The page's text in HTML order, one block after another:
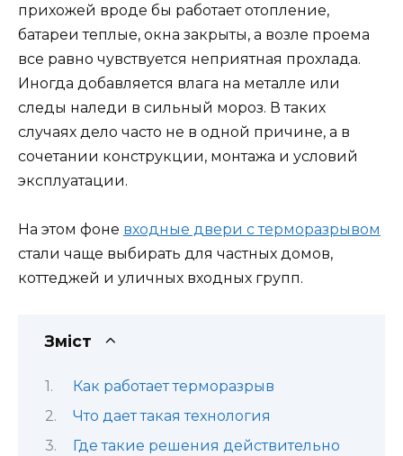
прихожей вроде бы работает отопление,
батареи теплые, окна закрыты, а возле проема
все равно чувствуется неприятная прохлада.
Иногда добавляется влага на металле или
следы наледи в сильный мороз. В таких
случаях дело часто не в одной причине, а в
сочетании конструкции, монтажа и условий
эксплуатации.
На этом фоне входные двери с терморазрывом
стали чаще выбирать для частных домов,
коттеджей и уличных входных групп.
Зміст
Как работает терморазрыв
Что дает такая технология
Где такие решения действительно